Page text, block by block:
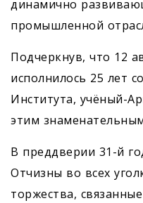
динамично
промышленной
Подчеркнув, что 12
исполнилось 25 лет
Института, учёный-
этим
В преддверии 31-й
Отчизны во всех
торжества,